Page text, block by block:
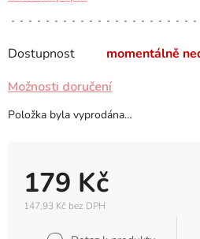
Dostupnost momentálně
179 Kč
147,93 Kč bez DPH
Možnosti doručení
Položka byla vyprodána…